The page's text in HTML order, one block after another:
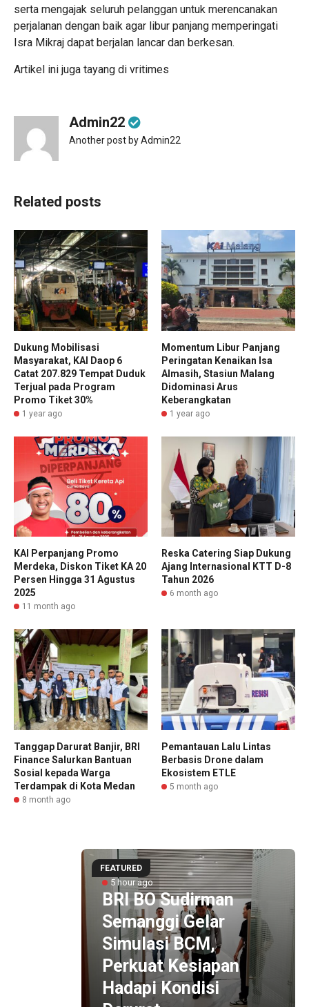
serta mengajak seluruh pelanggan untuk merencanakan
perjalanan dengan baik agar libur panjang memperingati
Isra Mikraj dapat berjalan lancar dan berkesan.
Artikel ini juga tayang di vritimes
Admin22
Another post by Admin22
Related posts
Dukung Mobilisasi
Masyarakat, KAI Daop 6
Catat 207.829 Tempat Duduk
Terjual pada Program
Promo Tiket 30%
1 year ago
Momentum Libur Panjang
Peringatan Kenaikan Isa
Almasih, Stasiun Malang
Didominasi Arus
Keberangkatan
1 year ago
KAI Perpanjang Promo
Merdeka, Diskon Tiket KA 20
Persen Hingga 31 Agustus
2025
11 month ago
Reska Catering Siap Dukung
Ajang Internasional KTT D-8
Tahun 2026
6 month ago
Tanggap Darurat Banjir, BRI
Finance Salurkan Bantuan
Sosial kepada Warga
Terdampak di Kota Medan
8 month ago
Pemantauan Lalu Lintas
Berbasis Drone dalam
Ekosistem ETLE
5 month ago
FEATURED
5 hour ago
BRI BO Sudirman
Semanggi Gelar
Simulasi BCM,
Perkuat Kesiapan
Hadapi Kondisi